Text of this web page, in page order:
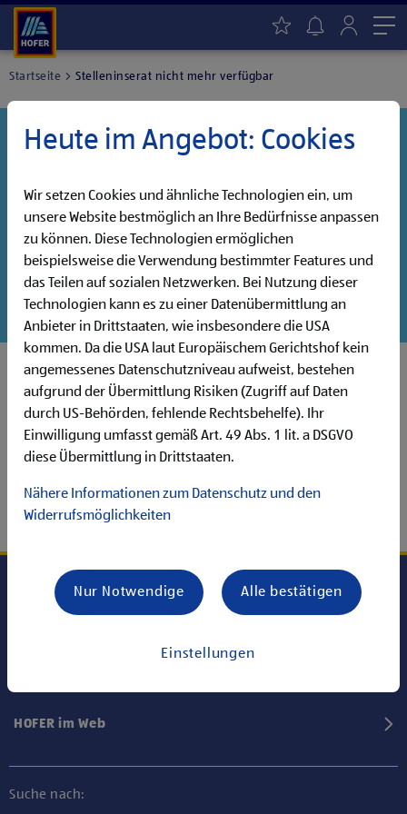
Startseite Stelleninserat nicht mehr verfügbar
haben noch weitere Jobs, die auf dich warten!
Danke für dein Interesse!
Entdecke unsere offenen Jobs oder abonniere deinen
persönlichen Jobalarm:
Jobsuche Jobalarm
HOFER im Web
Suche nach:
Heute im Angebot: Cookies
Wir setzen Cookies und ähnliche Technologien ein, um
unsere Website bestmöglich an Ihre Bedürfnisse anpassen
zu können. Diese Technologien ermöglichen
beispielsweise die Verwendung bestimmter Features und
das Teilen auf sozialen Netzwerken. Bei Nutzung dieser
Technologien kann es zu einer Datenübermittlung an
Anbieter in Drittstaaten, wie insbesondere die USA
kommen. Da die USA laut Europäischem Gerichtshof kein
angemessenes Datenschutzniveau aufweist, bestehen
aufgrund der Übermittlung Risiken (Zugriff auf Daten
durch US-Behörden, fehlende Rechtsbehelfe). Ihr
Einwilligung umfasst gemäß Art. 49 Abs. 1 lit. a DSGVO
diese Übermittlung in Drittstaaten.
Nähere Informationen zum Datenschutz und den
Widerrufsmöglichkeiten
Einstellungen
Nur Notwendige Alle bestätigen